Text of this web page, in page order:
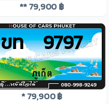
** 79,900 ฿
ขท 9797
* 79,900 ฿